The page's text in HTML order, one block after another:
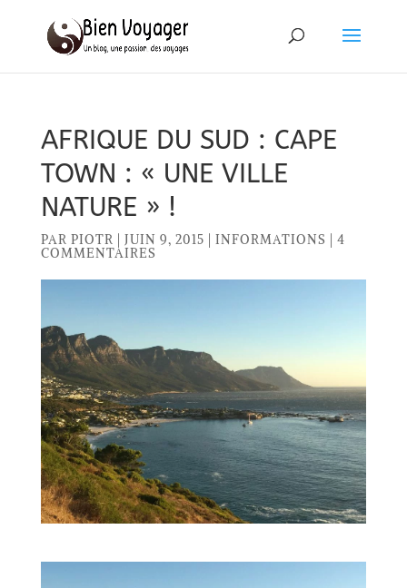
AFRIQUE DU SUD : CAPE
TOWN : « UNE VILLE
NATURE » !
PAR PIOTR JUIN 9, 2015 INFORMATIONS
4
COMMENTAIRES